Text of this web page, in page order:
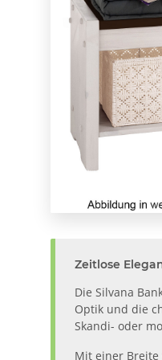
Zeitlose
Die Silvana
Optik und die
Skandi- oder
Mit einer Breite